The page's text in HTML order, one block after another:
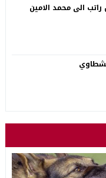
الى محمد الامين